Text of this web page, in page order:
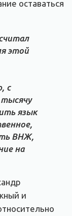
оставаться
этой
с
язык
ВНЖ,
на
и